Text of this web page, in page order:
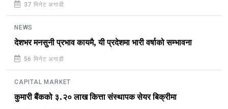
37 मिनेट अगाडी
NEWS
देशभर मनसुनी प्रभाव कायमै, यी प्रदेशमा भारी वर्षाको सम्भावना
56 मिनेट अगाडी
CAPITAL MARKET
कुमारी बैंकको ३.२० लाख कित्ता संस्थापक सेयर बिक्रीमा